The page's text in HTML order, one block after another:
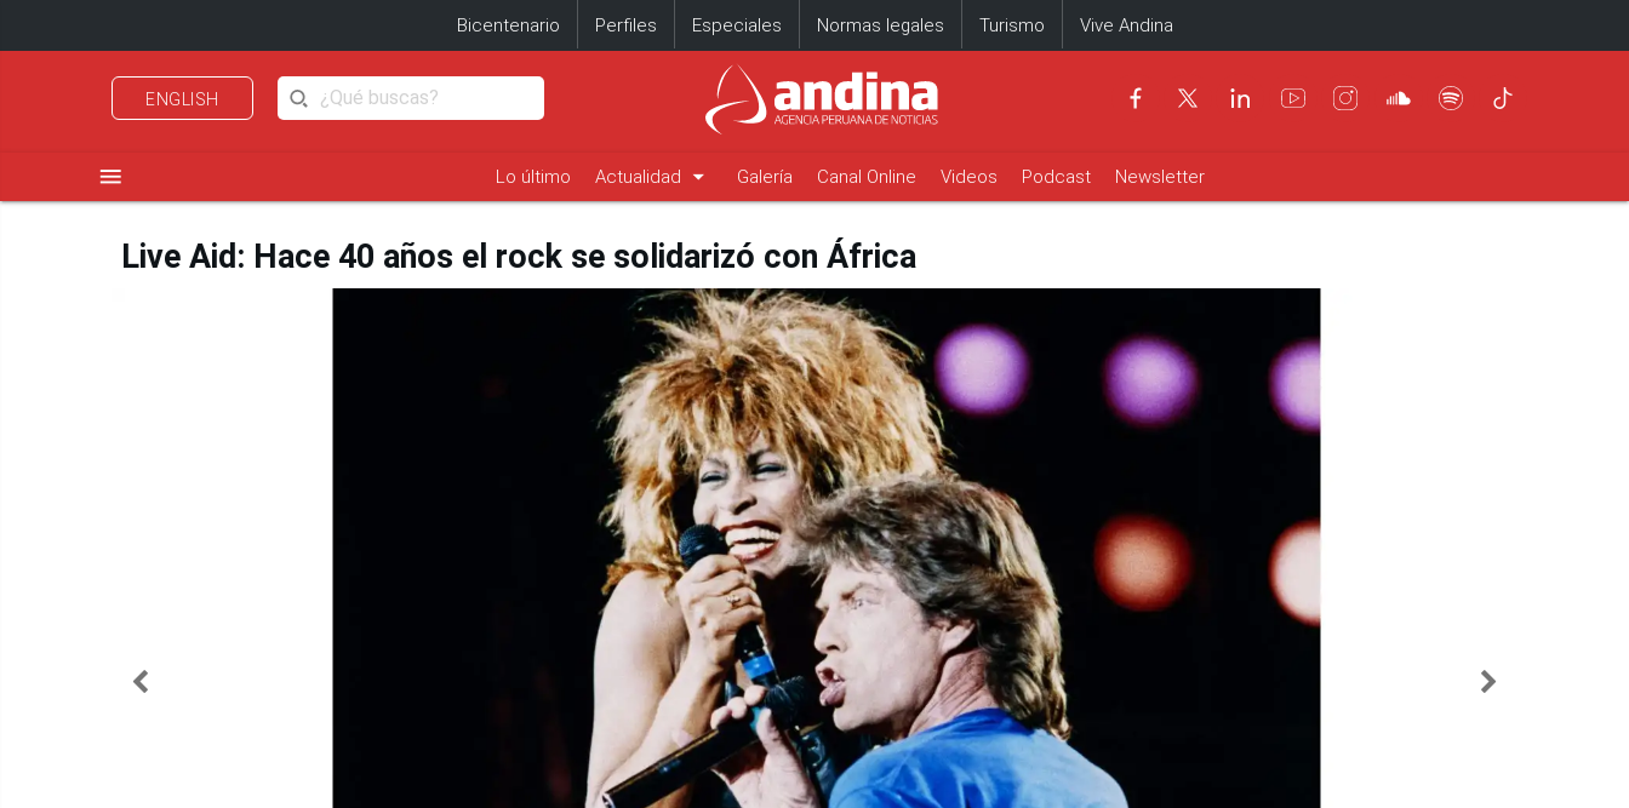
Bicentenario Perfiles Especiales Normas legales Turismo Vive Andina
ENGLISH
menu Lo último Actualidad arrow_drop_down Galería Canal Online Videos Podcast Newsletter
Live Aid: Hace 40 años el rock se solidarizó con África